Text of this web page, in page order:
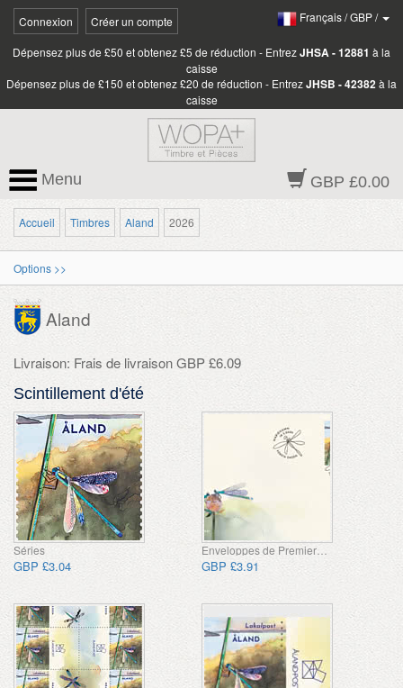
Connexion Créer un compte Français/GBP/
Dépensez plus de £50 et obtenez £5 de réduction - EntrezJHSA - 12881 à la
caisse
Dépensez plus de £150 et obtenez £20 de réduction - EntrezJHSB - 42382à la
caisse
GBP £0.00
Menu
Accueil Timbres Aland 2026
Options >>
Aland
Livraison: Frais de livraison GBP £6.09
Scintillement d'été
Séries
GBP £3.04
Enveloppes de Premier Jour
GBP £3.91